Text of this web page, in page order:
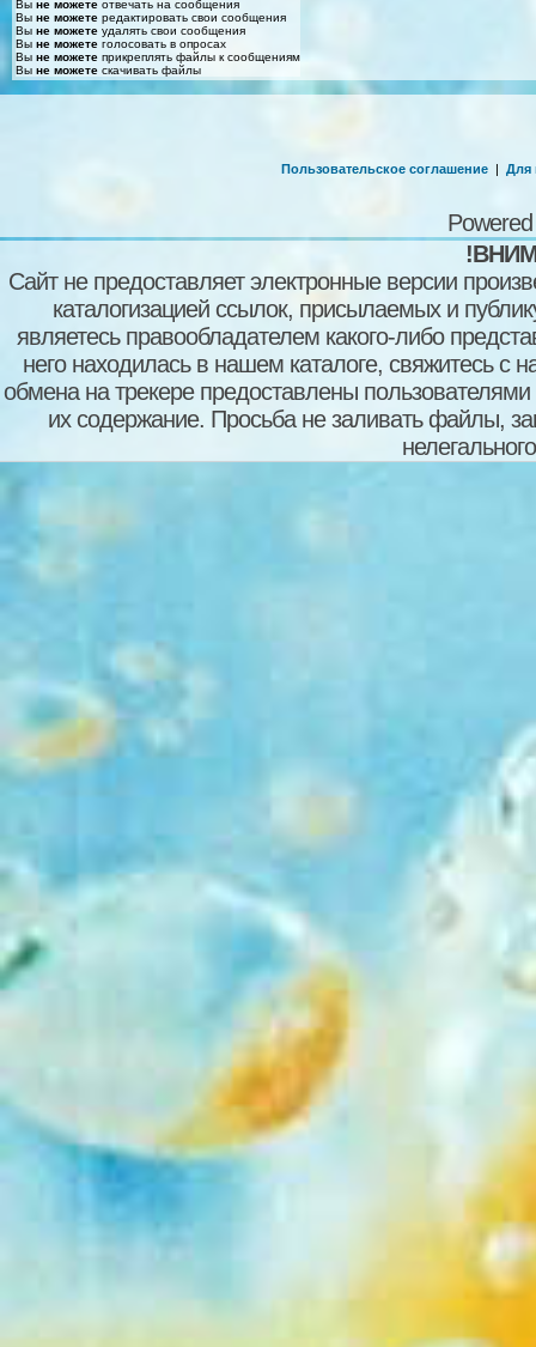
Вы не можете отвечать на сообщения
Вы не можете редактировать свои сообщения
Вы не можете удалять свои сообщения
Вы не можете голосовать в опросах
Вы не можете прикреплять файлы к сообщениям
Вы не можете скачивать файлы
Пользовательское соглашение | Для
Сайт не предоставляет электронные версии
каталогизацией ссылок, присылаемых и
являетесь правообладателем какого-либо
него находилась в нашем каталоге, свяжитесь
обмена на трекере предоставлены пользователями
их содержание. Просьба не заливать файлы,